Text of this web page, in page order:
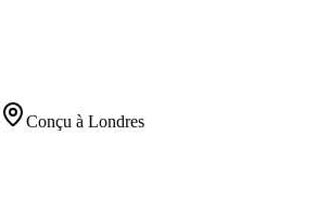
Conçu à Londres